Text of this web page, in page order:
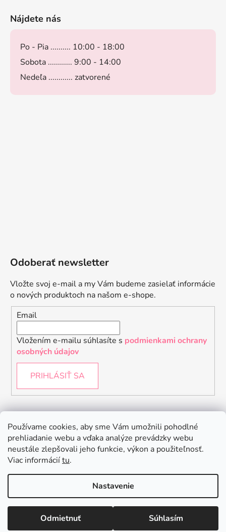
Používame cookies, aby sme Vám umožnili pohodlné
prehliadanie webu a vďaka analýze prevádzky webu
neustále zlepšovali jeho funkcie, výkon a použiteľnosť.
Viac informáciítu.
Nastavenie
Odmietnuť Súhlasím
Nájdete nás
Po - Pia .......... 10:00 - 18:00
Sobota ............ 9:00 - 14:00
Nedeľa ............ zatvorené
Odoberať newsletter
Vložte svoj e-mail a my Vám budeme zasielať informácie
o nových produktoch na našom e-shope.
Email
Vložením e-mailu súhlasíte s podmienkami ochrany
osobných údajov
PRIHLÁSIŤ SA
Instagram
Vytvoril Shoptet